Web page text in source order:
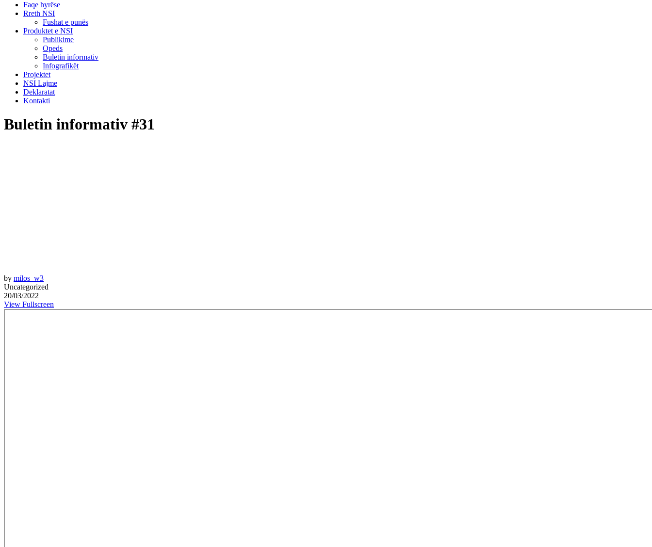
Faqe hyrëse
Rreth NSI
Fushat e punës
Produktet e NSI
Publikime
Opeds
Buletin informativ
Infografikët
Projektet
NSI Lajme
Deklaratat
Kontakti
Buletin informativ #31
by milos_w3
Uncategorized
20/03/2022
View Fullscreen